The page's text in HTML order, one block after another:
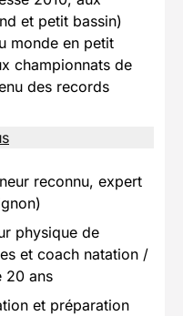
et petit bassin)
monde en petit
championnats de
des records
reconnu, expert
physique de
et coach natation /
20 ans
et préparation